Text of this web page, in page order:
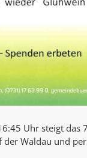
Uhr steigt das
der Waldau und per